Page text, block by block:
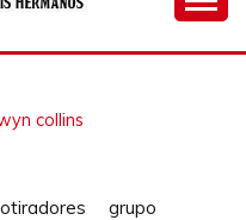
PARA
collins
grupo